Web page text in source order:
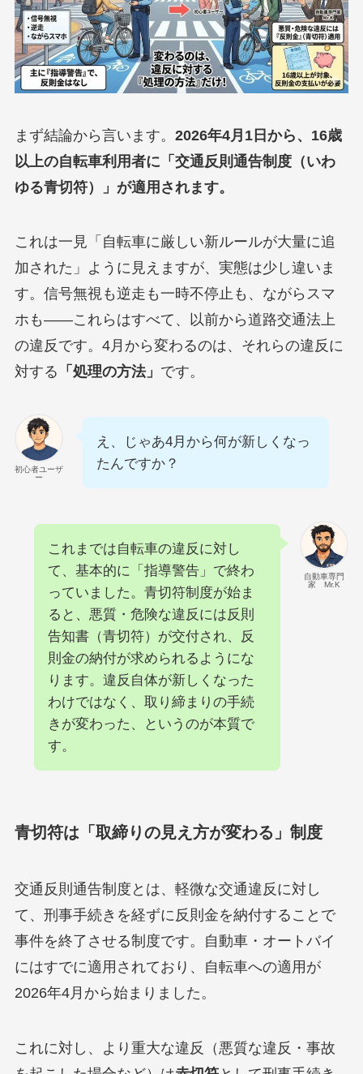
まず結論から言います。 2026年4月1日から、16歳
以上の自転車利用者に「交通反則通告制度（いわ
ゆる青切符）」が適用されます。
これは一見「自転車に厳しい新ルールが大量に追
加された」ように見えますが、実態は少し違いま
す。信号無視も逆走も一時不停止も、ながらスマ
ホも——これらはすべて、以前から道路交通法上
の違反です。4月から変わるのは、それらの違反に
対する 「処理の方法」 です。
初心者ユーザ
ー
え、じゃあ4月から何が新しくなっ
たんですか？
自動車専門
家 Mr.K
これまでは自転車の違反に対し
て、基本的に「指導警告」で終わ
っていました。青切符制度が始ま
ると、悪質・危険な違反には反則
告知書（青切符）が交付され、反
則金の納付が求められるようにな
ります。違反自体が新しくなった
わけではなく、取り締まりの手続
きが変わった、というのが本質で
す。
青切符は「取締りの見え方が変わる」制度
交通反則通告制度とは、軽微な交通違反に対し
て、刑事手続きを経ずに反則金を納付することで
事件を終了させる制度です。自動車・オートバイ
にはすでに適用されており、自転車への適用が
2026年4月から始まりました。
これに対し、より重大な違反（悪質な違反・事故